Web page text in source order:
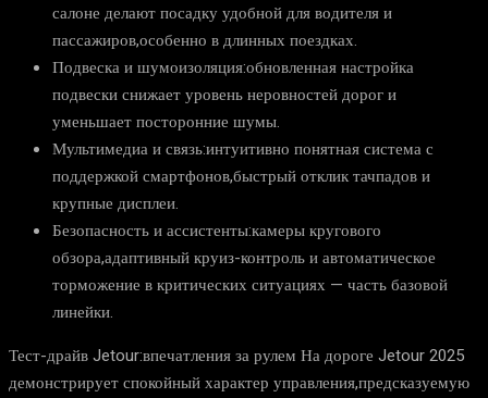
салоне делают посадку удобной для водителя и
пассажиров,особенно в длинных поездках.
Подвеска и шумоизоляция:обновленная настройка
подвески снижает уровень неровностей дорог и
уменьшает посторонние шумы.
Мультимедиа и связь:интуитивно понятная система с
поддержкой смартфонов,быстрый отклик тачпадов и
крупные дисплеи.
Безопасность и ассистенты:камеры кругового
обзора,адаптивный круиз-контроль и автоматическое
торможение в критических ситуациях — часть базовой
линейки.
Тест-драйв Jetour:впечатления за рулем На дороге Jetour 2025
демонстрирует спокойный характер управления,предсказуемую